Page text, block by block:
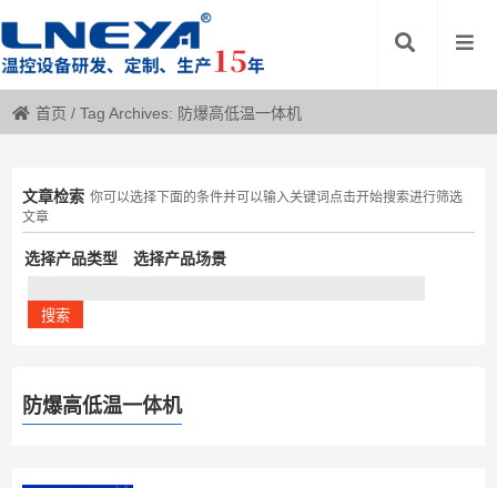
首页 /Tag Archives: 防爆高低温一体机
文章检索 你可以选择下面的条件并可以输入关键词点击开始搜索进行筛选
文章
选择产品类型 选择产品场景
防爆高低温一体机